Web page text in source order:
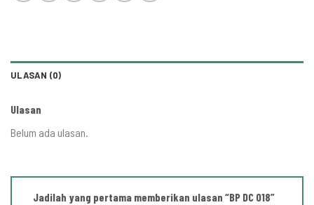
ULASAN (0)
Ulasan
Belum ada ulasan.
Jadilah yang pertama memberikan ulasan “BP DC 018”